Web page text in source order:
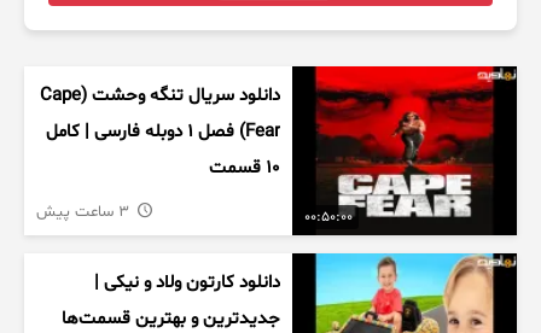
00:50:00
دانلود سریال تنگه وحشت (Cape
Fear) فصل ۱ دوبله فارسی | کامل
۱۰ قسمت
دانلود کارتون ولاد و نیکی |
جدیدترین و بهترین قسمت‌ها